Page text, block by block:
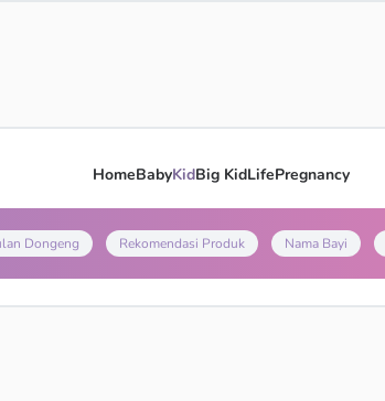
HomeBabyKidBig KidLifePregnancy
Dongeng Rekomendasi Produk Nama Bayi